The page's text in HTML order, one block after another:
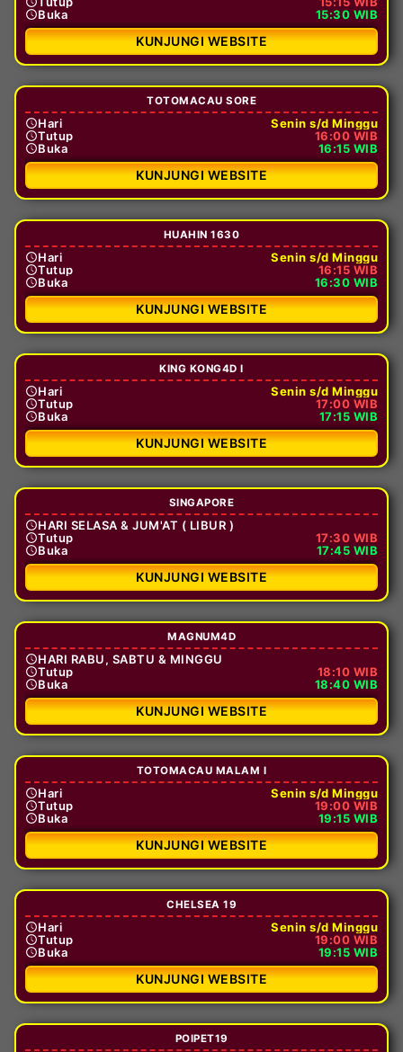
Buka
15:30 WIB
KUNJUNGI WEBSITE
TOTOMACAU SORE
Hari
Senin s/d Minggu
Tutup
16:00 WIB
Buka
16:15 WIB
KUNJUNGI WEBSITE
HUAHIN 1630
Hari
Senin s/d Minggu
Tutup
16:15 WIB
Buka
16:30 WIB
KUNJUNGI WEBSITE
KING KONG4D I
Hari
Senin s/d Minggu
Tutup
17:00 WIB
Buka
17:15 WIB
KUNJUNGI WEBSITE
SINGAPORE
HARI SELASA & JUM'AT ( LIBUR )
Tutup
17:30 WIB
Buka
17:45 WIB
KUNJUNGI WEBSITE
MAGNUM4D
HARI RABU, SABTU & MINGGU
Tutup
18:10 WIB
Buka
18:40 WIB
KUNJUNGI WEBSITE
TOTOMACAU MALAM I
Hari
Senin s/d Minggu
Tutup
19:00 WIB
Buka
19:15 WIB
KUNJUNGI WEBSITE
CHELSEA 19
Hari
Senin s/d Minggu
Tutup
19:00 WIB
Buka
19:15 WIB
KUNJUNGI WEBSITE
POIPET19